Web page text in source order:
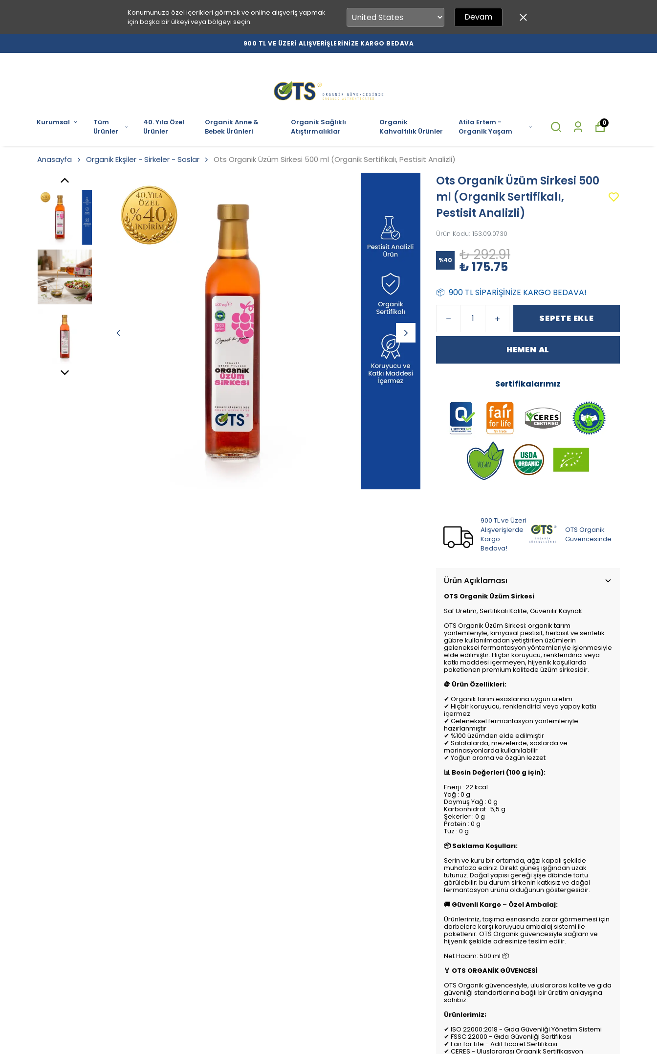
Konumunuza özel içerikleri görmek ve online alışveriş yapmak
için başka bir ülkeyi veya bölgeyi seçin.
Devam
900 TL VE ÜZERİ ALIŞVERİŞLERİNİZE KARGO BEDAVA
Kurumsal
Tüm
Ürünler
40. Yıla Özel
Ürünler
Organik Anne &
Bebek Ürünleri
Organik Sağlıklı
Atıştırmalıklar
Organik
Kahvaltılık Ürünler
Atila Ertem -
Organik Yaşam
0
Anasayfa Organik Ekşiler - Sirkeler - Soslar Ots Organik Üzüm Sirkesi 500 ml (Organik Sertifikalı, Pestisit Analizli)
Ots Organik Üzüm Sirkesi 500
ml (Organik Sertifikalı,
Pestisit Analizli)
Ürün Kodu: 153.09.0730
%40 ₺ 292.91
₺ 175.75
📦 900 TL SİPARİŞİNİZE KARGO BEDAVA!
SEPETE EKLE
HEMEN AL
Sertifikalarımız
900 TL ve Üzeri
Alışverişlerde
Kargo
Bedava!
OTS Organik
Güvencesinde
Ürün Açıklaması
OTS Organik Üzüm Sirkesi
Saf Üretim, Sertifikalı Kalite, Güvenilir Kaynak
OTS Organik Üzüm Sirkesi; organik tarım
yöntemleriyle, kimyasal pestisit, herbisit ve sentetik
gübre kullanılmadan yetiştirilen üzümlerin
geleneksel fermantasyon yöntemleriyle işlenmesiyle
elde edilmiştir. Hiçbir koruyucu, renklendirici veya
katkı maddesi içermeyen, hijyenik koşullarda
paketlenen premium kalitede üzüm sirkesidir.
🍇 Ürün Özellikleri:
✔ Organik tarım esaslarına uygun üretim
✔ Hiçbir koruyucu, renklendirici veya yapay katkı
içermez
✔ Geleneksel fermantasyon yöntemleriyle
hazırlanmıştır
✔ %100 üzümden elde edilmiştir
✔ Salatalarda, mezelerde, soslarda ve
marinasyonlarda kullanılabilir
✔ Yoğun aroma ve özgün lezzet
📊 Besin Değerleri (100 g için):
Enerji : 22 kcal
Yağ : 0 g
Doymuş Yağ : 0 g
Karbonhidrat : 5,5 g
Şekerler : 0 g
Protein : 0 g
Tuz : 0 g
📦 Saklama Koşulları:
Serin ve kuru bir ortamda, ağzı kapalı şekilde
muhafaza ediniz. Direkt güneş ışığından uzak
tutunuz. Doğal yapısı gereği şişe dibinde tortu
görülebilir; bu durum sirkenin katkısız ve doğal
fermantasyon ürünü olduğunun göstergesidir.
🚚 Güvenli Kargo – Özel Ambalaj:
Ürünlerimiz, taşıma esnasında zarar görmemesi için
darbelere karşı koruyucu ambalaj sistemi ile
paketlenir. OTS Organik güvencesiyle sağlam ve
hijyenik şekilde adresinize teslim edilir.
Net Hacim: 500 ml 📦
🏅 OTS ORGANİK GÜVENCESİ
OTS Organik güvencesiyle, uluslararası kalite ve gıda
güvenliği standartlarına bağlı bir üretim anlayışına
sahibiz.
Ürünlerimiz;
✔ ISO 22000:2018 - Gıda Güvenliği Yönetim Sistemi
✔ FSSC 22000 - Gıda Güvenliği Sertifikası
✔ Fair for Life - Adil Ticaret Sertifikası
✔ CERES - Uluslararası Organik Sertifikasyon